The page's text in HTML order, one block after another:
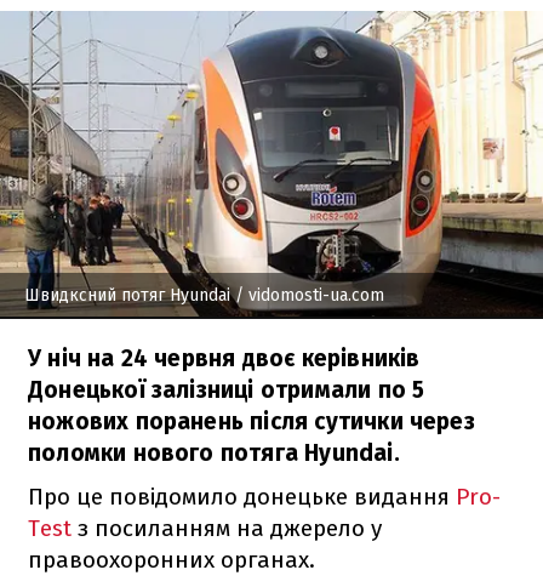
Швидксний потяг Hyundai/ vidomosti-ua.com
У ніч на 24 червня двоє керівників
Донецької залізниці отримали по 5
ножових поранень після сутички через
поломки нового потяга Hyundai.
Про це повідомило донецьке видання Pro-
Test з посиланням на джерело у
правоохоронних органах.